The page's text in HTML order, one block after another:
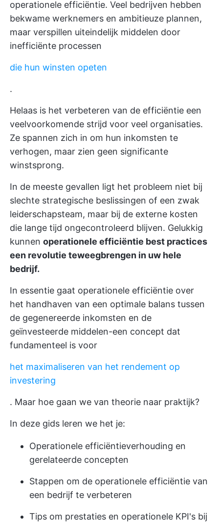
operationele efficiëntie. Veel bedrijven hebben
bekwame werknemers en ambitieuze plannen,
maar verspillen uiteindelijk middelen door
inefficiënte processen
die hun winsten opeten
.
Helaas is het verbeteren van de efficiëntie een
veelvoorkomende strijd voor veel organisaties.
Ze spannen zich in om hun inkomsten te
verhogen, maar zien geen significante
winstsprong.
In de meeste gevallen ligt het probleem niet bij
slechte strategische beslissingen of een zwak
leiderschapsteam, maar bij de externe kosten
die lange tijd ongecontroleerd blijven. Gelukkig
kunnen operationele efficiëntie best practices
een revolutie teweegbrengen in uw hele
bedrijf.
In essentie gaat operationele efficiëntie over
het handhaven van een optimale balans tussen
de gegenereerde inkomsten en de
geïnvesteerde middelen-een concept dat
fundamenteel is voor
het maximaliseren van het rendement op
investering
. Maar hoe gaan we van theorie naar praktijk?
In deze gids leren we het je:
Operationele efficiëntieverhouding en
gerelateerde concepten
Stappen om de operationele efficiëntie van
een bedrijf te verbeteren
Tips om prestaties en operationele KPI's bij